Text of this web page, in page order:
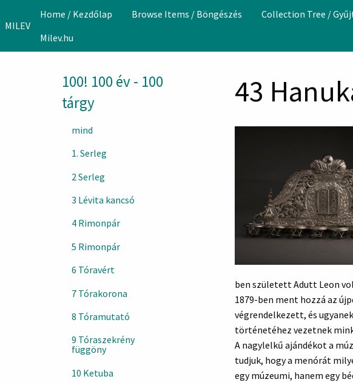
MILEV
Home / Kezdőlap Browse Items / Böngészés Collection Tree /
Milev.hu
100! 100 év - 100
tárgy
mind
1. Serleg
2 Serleg
3 Lévita kancsó
4 Rimonpár
5 Rimonpár
6 Tóravért
7 Tórakorona
8 Tóramutató
9 Tóraszekrény
függöny
10 Ketuba
43
ben született Adutt Leon
1879-ben ment hozzá az
végrendelkezett, és
történetéhez vezetnek
A nagylelkű ajándékot a
tudjuk, hogy a menórát
egy múzeumi, hanem egy